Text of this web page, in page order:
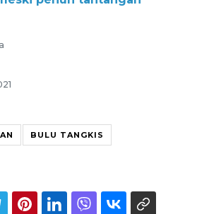
BULU TANGKIS